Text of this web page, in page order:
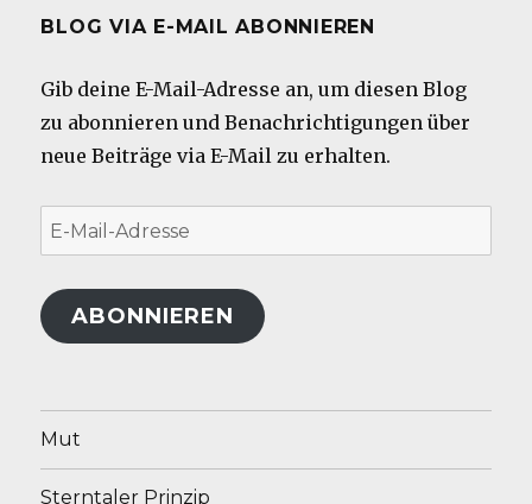
BLOG VIA E-MAIL ABONNIEREN
Gib deine E-Mail-Adresse an, um diesen Blog
zu abonnieren und Benachrichtigungen über
neue Beiträge via E-Mail zu erhalten.
E-
Mail-
Adresse
ABONNIEREN
Mut
Sterntaler Prinzip